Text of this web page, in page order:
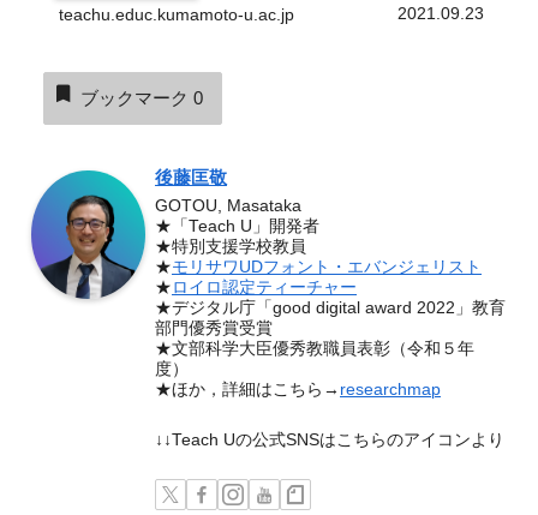
teachu.educ.kumamoto-u.ac.jp 2021.09.23
ブックマーク 0
後藤匡敬
GOTOU, Masataka
★「Teach U」開発者
★特別支援学校教員
★モリサワUDフォント・エバンジェリスト
★ ロイロ認定ティーチャー
★デジタル庁「good digital award 2022」教育
部門優秀賞受賞
★文部科学大臣優秀教職員表彰（令和５年
度）
★ほか，詳細はこちら→ researchmap
↓↓Teach Uの公式SNSはこちらのアイコンより